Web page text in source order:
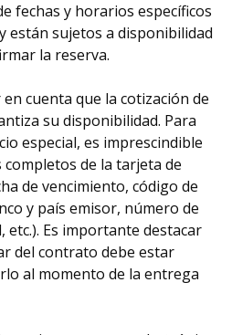
fechas y horarios específicos
están sujetos a disponibilidad
la reserva.
cuenta que la cotización de
su disponibilidad. Para
especial, es imprescindible
de la tarjeta de
de vencimiento, código de
y país emisor, número de
etc.). Es importante destacar
del contrato debe estar
al momento de la entrega